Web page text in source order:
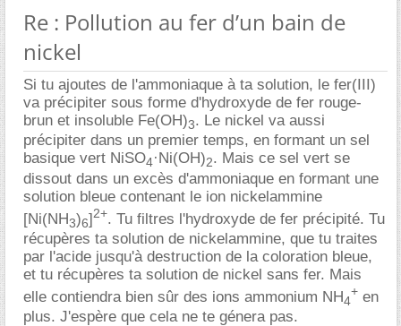
Re : Pollution au fer d’un bain de
nickel
Si tu ajoutes de l'ammoniaque à ta solution, le fer(III)
va précipiter sous forme d'hydroxyde de fer rouge-
brun et insoluble Fe(OH)3. Le nickel va aussi
précipiter dans un premier temps, en formant un sel
basique vert NiSO4·Ni(OH)2. Mais ce sel vert se
dissout dans un excès d'ammoniaque en formant une
solution bleue contenant le ion nickelammine
[Ni(NH3)6]2+. Tu filtres l'hydroxyde de fer précipité. Tu
récupères ta solution de nickelammine, que tu traites
par l'acide jusqu'à destruction de la coloration bleue,
et tu récupères ta solution de nickel sans fer. Mais
elle contiendra bien sûr des ions ammonium NH4
+ en
plus. J'espère que cela ne te génera pas.